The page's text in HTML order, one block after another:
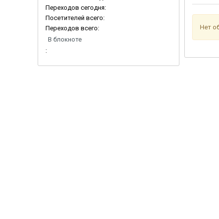
Переходов сегодня:
Посетителей всего:
Переходов всего:
В блокноте
:
Нет